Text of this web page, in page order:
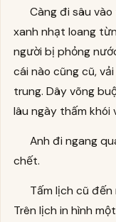
Càng đi sâu
xanh nhạt loang
người bị phỏng
cái nào cũng cũ,
trung. Dây võng
lâu ngày thấm khói
Anh đi ngang
chết.
Tấm lịch cũ đến
Trên lịch in hình